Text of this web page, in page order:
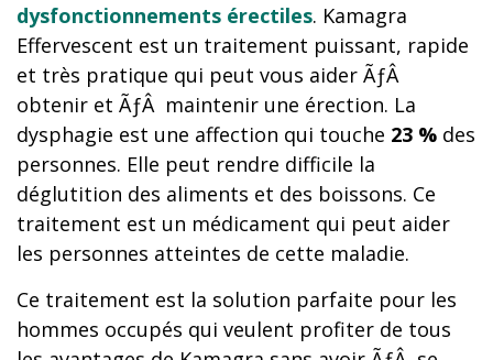
dysfonctionnements érectiles. Kamagra
Effervescent est un traitement puissant, rapide
et très pratique qui peut vous aider ÃƒÂ
obtenir et ÃƒÂ maintenir une érection. La
dysphagie est une affection qui touche 23 % des
personnes. Elle peut rendre difficile la
déglutition des aliments et des boissons. Ce
traitement est un médicament qui peut aider
les personnes atteintes de cette maladie.
Ce traitement est la solution parfaite pour les
hommes occupés qui veulent profiter de tous